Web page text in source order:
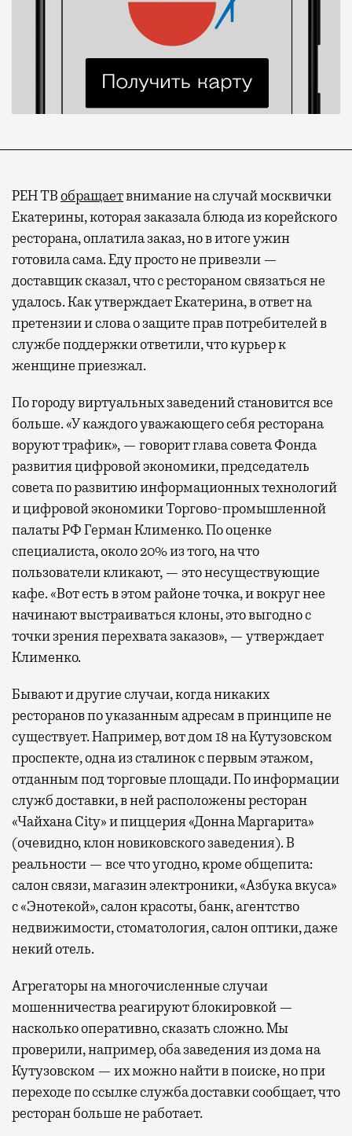
РЕН ТВобращаетвнимание на случай москвички
Екатерины, которая заказала блюда из корейского
ресторана, оплатила заказ, но в итоге ужин
готовила сама. Еду просто не привезли —
доставщик сказал, что с рестораном связаться не
удалось. Как утверждает Екатерина, в ответ на
претензии и слова о защите прав потребителей в
службе поддержки ответили, что курьер к
женщине приезжал.
По городу виртуальных заведений становится все
больше. «У каждого уважающего себя ресторана
воруют трафик», — говорит глава совета Фонда
развития цифровой экономики, председатель
совета по развитию информационных технологий
и цифровой экономики Торгово-промышленной
палаты РФ Герман Клименко. По оценке
специалиста, около 20% из того, на что
пользователи кликают, — это несуществующие
кафе. «Вот есть в этом районе точка, и вокруг нее
начинают выстраиваться клоны, это выгодно с
точки зрения перехвата заказов», — утверждает
Клименко.
Бывают и другие случаи, когда никаких
ресторанов по указанным адресам в принципе не
существует. Например, вот дом 18 на Кутузовском
проспекте, одна из сталинок с первым этажом,
отданным под торговые площади. По информации
служб доставки, в ней расположены ресторан
«Чайхана City» и пиццерия «Донна Маргарита»
(очевидно, клон новиковского заведения). В
реальности — все что угодно, кроме общепита:
салон связи, магазин электроники, «Азбука вкуса»
с «Энотекой», салон красоты, банк, агентство
недвижимости, стоматология, салон оптики, даже
некий отель.
Агрегаторы на многочисленные случаи
мошенничества реагируют блокировкой —
насколько оперативно, сказать сложно. Мы
проверили, например, оба заведения из дома на
Кутузовском — их можно найти в поиске, но при
переходе по ссылке служба доставки сообщает, что
ресторан больше не работает.